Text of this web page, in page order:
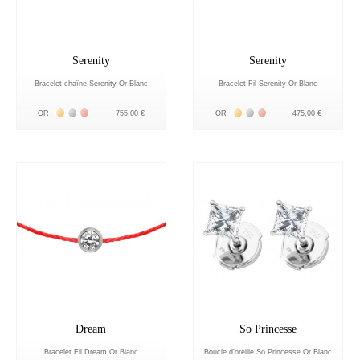
Serenity
Bracelet chaîne Serenity Or Blanc
OR Жёлтое золото 18К
Белое золото 18К
Розовое золото 18К
755,00 €
Serenity
Bracelet Fil Serenity Or Blanc
OR Жёлтое золото 18К
Белое золото 18К
Розовое золото 18К
475,00 €
Dream
Bracelet Fil Dream Or Blanc
So Princesse
Boucle d'oreille So Princesse Or Blanc